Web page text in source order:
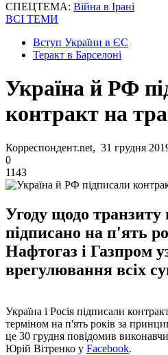
СПЕЦТЕМА: Війна в Ірані
ВСІ ТЕМИ
Вступ України в ЄС
Теракт в Барселоні
Україна й РФ
контракт на
Корреспондент.net, 31 грудня
0
1143
Угоду щодо транзиту
підписано на п'ять
Нафтогаз і Газпром
врегулювання всіх
Україна і Росія підписали
терміном на п'ять років за
це 30 грудня повідомив
Юрій Вітренко у Facebook.